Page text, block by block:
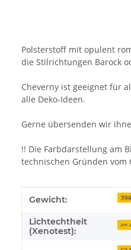
Polsterstoff mit opulent
die Stilrichtungen Barock
Cheverny ist geeignet für
alle Deko-Ideen.
Gerne übersenden wir
!! Die Farbdarstellung am
technischen Gründen vom
Produkteigenschaft
Wert
Gewicht:
Lichtechtheit
(Xenotest):
>=